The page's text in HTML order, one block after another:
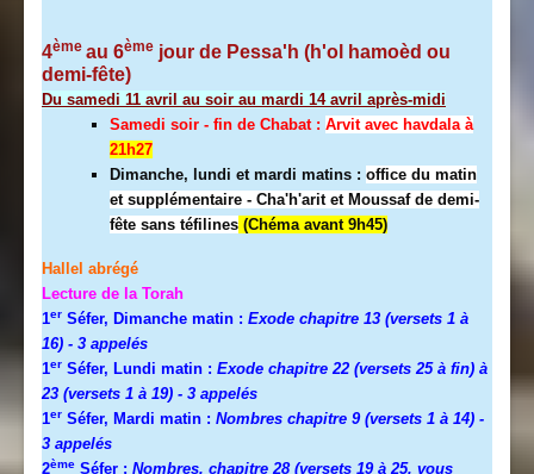
4ème au 6ème jour de Pessa'h (h'ol hamoèd ou
demi-fête)
Du samedi 11 avril au soir au mardi 14 avril après-midi
Samedi soir - fin de Chabat : Arvit avec havdala à
21h27
Dimanche, lundi et mardi matins : office du matin
et supplémentaire - Cha'h'arit et Moussaf de demi-
fête sans téfilines (Chéma avant 9h45)
Hallel abrégé
Lecture de la Torah
1er Séfer, Dimanche matin : Exode chapitre 13 (versets 1 à
16) - 3 appelés
1er Séfer, Lundi matin : Exode chapitre 22 (versets 25 à fin) à
23 (versets 1 à 19) - 3 appelés
1er Séfer, Mardi matin : Nombres chapitre 9 (versets 1 à 14) -
3 appelés
2ème Séfer : Nombres, chapitre 28 (versets 19 à 25, vous